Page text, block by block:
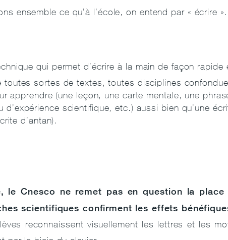
ensemble ce qu’à l’école, on entend par « écrire ».
qui permet d’écrire à la main de façon rapide
toutes sortes de textes, toutes disciplines
apprendre (une leçon, une carte mentale, une
scientifique, etc.) aussi bien qu’une
d’antan).
le Cnesco ne remet pas en question la
scientifiques confirment les effets
reconnaissent visuellement les lettres et les